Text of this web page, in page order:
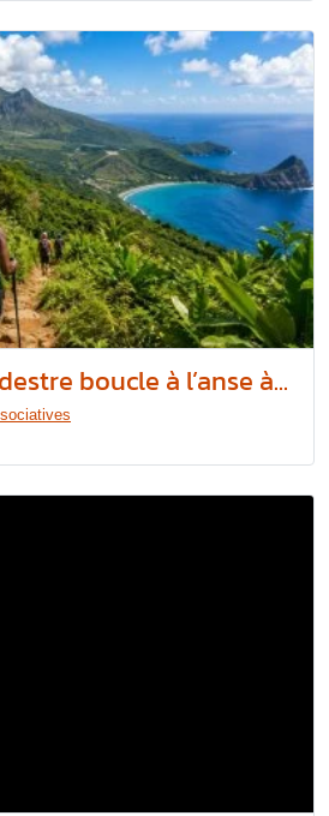
boucle à l’anse à...